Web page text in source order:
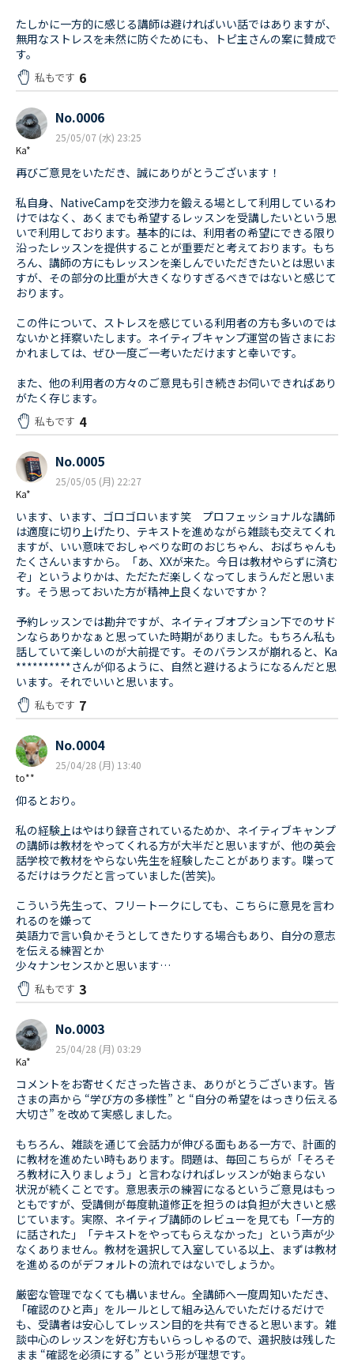
たしかに一方的に感じる講師は避ければいい話ではありますが、
無用なストレスを未然に防ぐためにも、トピ主さんの案に賛成で
す。
私もです 6
Ka*
No.0006
25/05/07 (水) 23:25
再びご意見をいただき、誠にありがとうございます！
私自身、NativeCampを交渉力を鍛える場として利用しているわ
けではなく、あくまでも希望するレッスンを受講したいという思
いで利用しております。基本的には、利用者の希望にできる限り
沿ったレッスンを提供することが重要だと考えております。もち
ろん、講師の方にもレッスンを楽しんでいただきたいとは思いま
すが、その部分の比重が大きくなりすぎるべきではないと感じて
おります。
この件について、ストレスを感じている利用者の方も多いのでは
ないかと拝察いたします。ネイティブキャンプ運営の皆さまにお
かれましては、ぜひ一度ご一考いただけますと幸いです。
また、他の利用者の方々のご意見も引き続きお伺いできればあり
がたく存じます。
私もです 4
Ka*
No.0005
25/05/05 (月) 22:27
います、います、ゴロゴロいます笑 プロフェッショナルな講師
は適度に切り上げたり、テキストを進めながら雑談も交えてくれ
ますが、いい意味でおしゃべりな町のおじちゃん、おばちゃんも
たくさんいますから。「あ、XXが来た。今日は教材やらずに済む
ぞ」というよりかは、ただただ楽しくなってしまうんだと思いま
す。そう思っておいた方が精神上良くないですか？
予約レッスンでは勘弁ですが、ネイティブオプション下でのサド
ンならありかなぁと思っていた時期がありました。もちろん私も
話していて楽しいのが大前提です。そのバランスが崩れると、Ka
**********さんが仰るように、自然と避けるようになるんだと思
います。それでいいと思います。
私もです 7
to**
No.0004
25/04/28 (月) 13:40
仰るとおり。
私の経験上はやはり録音されているためか、ネイティブキャンプ
の講師は教材をやってくれる方が大半だと思いますが、他の英会
話学校で教材をやらない先生を経験したことがあります。喋って
るだけはラクだと言っていました(苦笑)。
こういう先生って、フリートークにしても、こちらに意見を言わ
れるのを嫌って
英語力で言い負かそうとしてきたりする場合もあり、自分の意志
を伝える練習とか
少々ナンセンスかと思います…
私もです 3
Ka*
No.0003
25/04/28 (月) 03:29
コメントをお寄せくださった皆さま、ありがとうございます。皆
さまの声から “学び方の多様性” と “自分の希望をはっきり伝える
大切さ” を改めて実感しました。
もちろん、雑談を通じて会話力が伸びる面もある一方で、計画的
に教材を進めたい時もあります。問題は、毎回こちらが「そろそ
ろ教材に入りましょう」と言わなければレッスンが始まらない
状況が続くことです。意思表示の練習になるというご意見はもっ
ともですが、受講側が毎度軌道修正を担うのは負担が大きいと感
じています。実際、ネイティブ講師のレビューを見ても「一方的
に話された」「テキストをやってもらえなかった」という声が少
なくありません。教材を選択して入室している以上、まずは教材
を進めるのがデフォルトの流れではないでしょうか。
厳密な管理でなくても構いません。全講師へ一度周知いただき、
「確認のひと声」をルールとして組み込んでいただけるだけで
も、受講者は安心してレッスン目的を共有できると思います。雑
談中心のレッスンを好む方もいらっしゃるので、選択肢は残した
まま “確認を必須にする” という形が理想です。